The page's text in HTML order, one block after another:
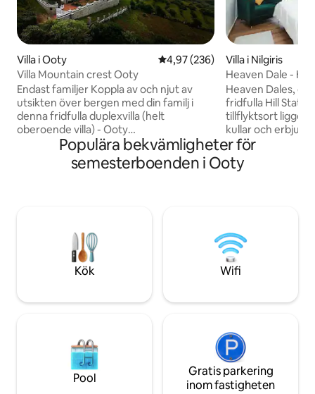
Villa i Ooty 4,97 av 5 i genomsnittligt
4,97 (236)
Villa Mountain crest Ooty
Endast familjer Koppla av och njut av
utsikten över bergen med din familj i
denna fridfulla duplexvilla (helt
oberoende villa) - Ooty
leksakstågstation och stora turistplatser
inom 2 till 4 km radie endast Köket har
möjlighet att göra te kaffe nudlar bröd
kaffe och nudlar – Swiggy Zomato får
också dörrleverans - Restauranger i
närheten tillgängliga
Villa i Nilgiris
Heaven Dale -
sovrum
Heaven Dales, en
fridfulla Hill
tillflyktsort ligger
kullar och
dimmiga dalar
modern
solbelysta rum,
eget lyxigt
elegans på
möter överflöd.
Populära bekvämligheter för
semesterboenden i Ooty
Kök Wifi
Pool
Gratis parkering
inom fastigheten